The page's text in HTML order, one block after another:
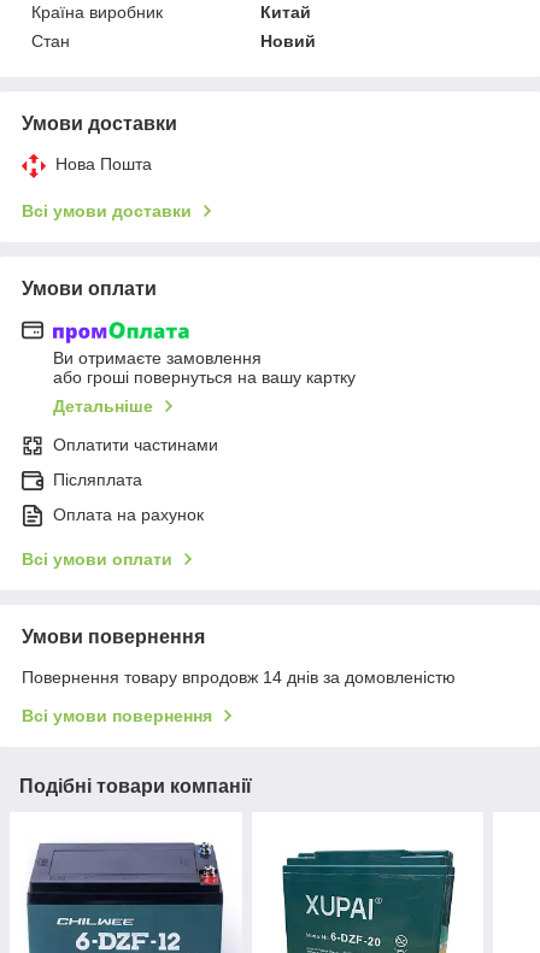
Країна виробник
Китай
Стан
Новий
Умови доставки
Нова Пошта
Всі умови доставки
Умови оплати
Ви отримаєте замовлення
або гроші повернуться на вашу картку
Детальніше
Оплатити частинами
Післяплата
Оплата на рахунок
Всі умови оплати
Умови повернення
Повернення товару впродовж 14 днів за домовленістю
Всі умови повернення
Подібні товари компанії